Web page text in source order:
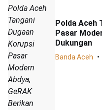
Polda Aceh
Tangani
Dugaan
Korupsi
Pasar
Modern
Abdya,
GeRAK
Berikan
Polda Aceh
Pasar
Dukungan
Banda Aceh